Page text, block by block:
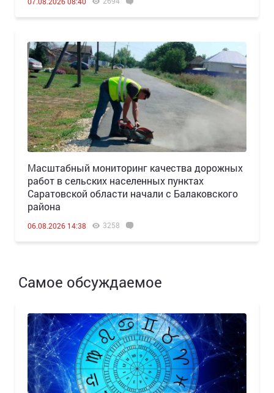
Масштабный мониторинг качества дорожных
работ в сельских населенных пунктах
Саратовской области начали с Балаковского
района
06.08.2026 14:38 3258
Самое обсуждаемое